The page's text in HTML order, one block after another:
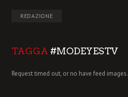
REDAZIONE
TAGGA #MODEYESTV
Request timed out, or no have feed images.